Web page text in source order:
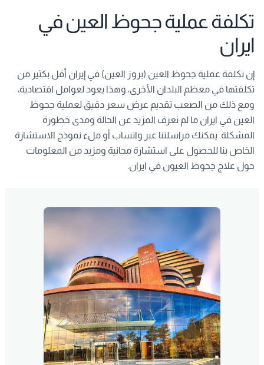
تكلفة عملية جحوظ العين في
ايران
إن تكلفة عملية جحوظ العين (بروز العين) في إيران أقل بكثير من
تكلفتها في معظم البلدان الأخرى، وهذا يعود لعوامل اقتصادية،
ومع ذلك من الصعب تقديم عرض سعر دقيق لعملية جحوظ
العين في ايران ما لم نعرف المزيد عن الحالة ومدى خطورة
المشكلة. يمكنك مراسلتنا عبر واتساب أو ملء نموذج الاستشارة
الخاص بنا للحصول على استشارة مجانية ومزيد من المعلومات
حول علاج جحوظ العيون في ايران.